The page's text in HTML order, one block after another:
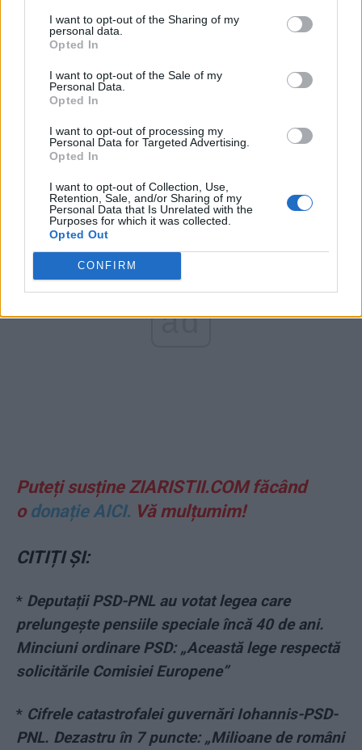
I want to opt-out of the Sharing of my
personal data.
Opted In
I want to opt-out of the Sale of my
Personal Data.
Opted In
I want to opt-out of processing my
Personal Data for Targeted Advertising.
Opted In
I want to opt-out of Collection, Use,
Retention, Sale, and/or Sharing of my
Personal Data that Is Unrelated with the
Purposes for which it was collected.
Opted Out
CONFIRM
Viktor Orban își bate joc nu doar de de Uniunea
Europeană și de NATO, care au adus Ungariei
prosperitatea și securitatea în epoca post-comunistă, ci
și de propria istorie. Uniunea Sovietică, dirijată de la
ucigând peste 3.000 de oameni și strivind sub șenilele
tancurilor dorința de libertate a poporului maghiar.
ad
Puteți susține ZIARISTII.COM făcând
o donație AICI. Vă mulțumim!
CITIȚI ȘI:
* Deputații PSD-PNL au votat legea care
prelungește pensiile speciale încă 40 de ani.
Minciuni ordinare PSD: „Această lege respectă
solicitările Comisiei Europene”
* Cifrele catastrofalei guvernări Iohannis-PSD-
PNL. Dezastru în 7 puncte: „Milioane de români